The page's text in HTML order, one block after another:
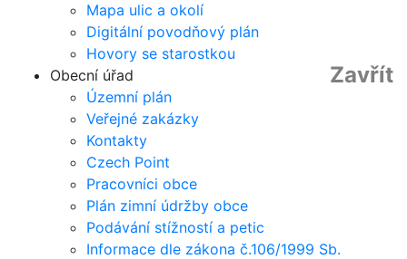
Mapa ulic a okolí
Digitální povodňový plán
Hovory se starostkou
Zavřít
Obecní úřad
Územní plán
Veřejné zakázky
Kontakty
Czech Point
Pracovníci obce
Plán zimní údržby obce
Podávání stížností a petic
Informace dle zákona č.106/1999 Sb.